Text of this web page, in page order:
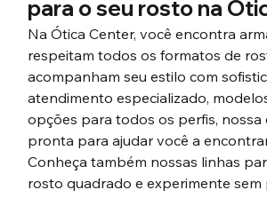
para o seu rosto na
Na Ótica Center, você encontra
respeitam todos os formatos de
acompanham seu estilo com
atendimento especializado,
opções para todos os perfis, nossa
pronta para ajudar você a
Conheça também nossas linhas
rosto quadrado e experimente sem